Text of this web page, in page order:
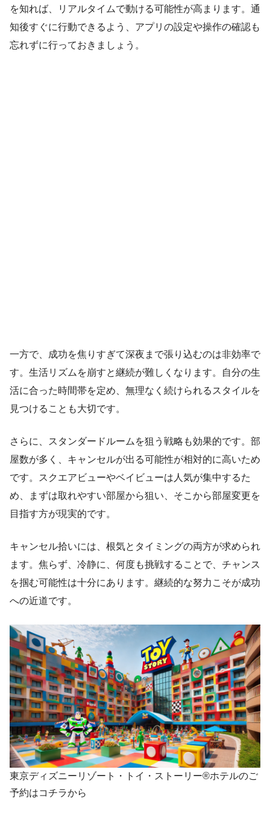
を知れば、リアルタイムで動ける可能性が高まります。通
知後すぐに行動できるよう、アプリの設定や操作の確認も
忘れずに行っておきましょう。
一方で、成功を焦りすぎて深夜まで張り込むのは非効率で
す。生活リズムを崩すと継続が難しくなります。自分の生
活に合った時間帯を定め、無理なく続けられるスタイルを
見つけることも大切です。
さらに、スタンダードルームを狙う戦略も効果的です。部
屋数が多く、キャンセルが出る可能性が相対的に高いため
です。スクエアビューやベイビューは人気が集中するた
め、まずは取れやすい部屋から狙い、そこから部屋変更を
目指す方が現実的です。
キャンセル拾いには、根気とタイミングの両方が求められ
ます。焦らず、冷静に、何度も挑戦することで、チャンス
を掴む可能性は十分にあります。継続的な努力こそが成功
への近道です。
東京ディズニーリゾート・トイ・ストーリー®ホテルのご
予約はコチラから